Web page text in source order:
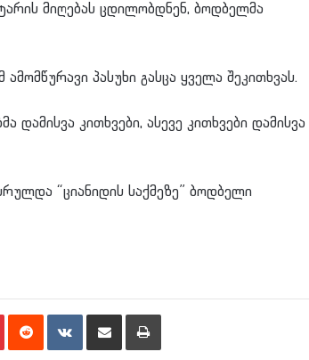
მიღებას ცდილობდნენ, ბოდბელმა
პასუხი გასცა ყველა შეკითხვას.
დამისვა კითხვები, ასევე კითხვები დამისვა
“ციანიდის საქმეზე” ბოდბელი
PinterestReddit VKontakteShare via Email Print